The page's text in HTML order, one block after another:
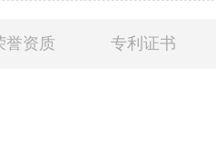
誉资质 专利证书